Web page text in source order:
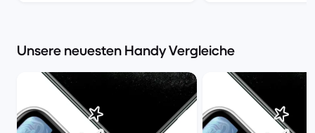
Unsere neuesten Handy Vergleiche